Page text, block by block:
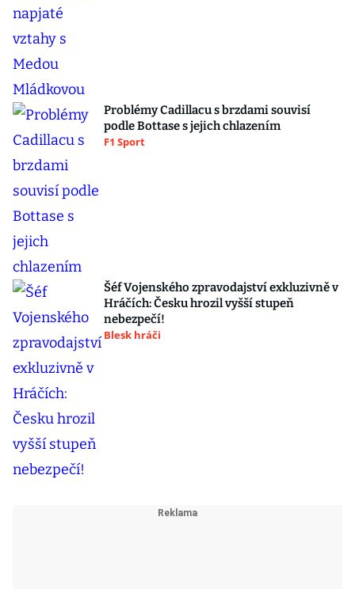
Problémy Cadillacu s brzdami souvisí
podle Bottase s jejich chlazením
F1 Sport
Šéf Vojenského zpravodajství exkluzivně v
Hráčích: Česku hrozil vyšší stupeň
nebezpečí!
Blesk hráči